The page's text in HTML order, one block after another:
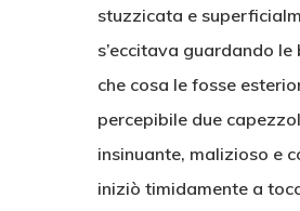
stuzzicata e
s’eccitava guardando
che cosa le fosse
percepibile due
insinuante, malizioso e
iniziò timidamente a